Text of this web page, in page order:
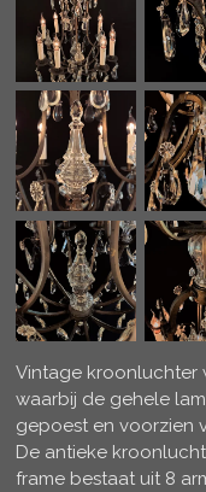
Vintage kroonluchter
waarbij de gehele
gepoest en voorzien
De antieke
frame bestaat uit 8